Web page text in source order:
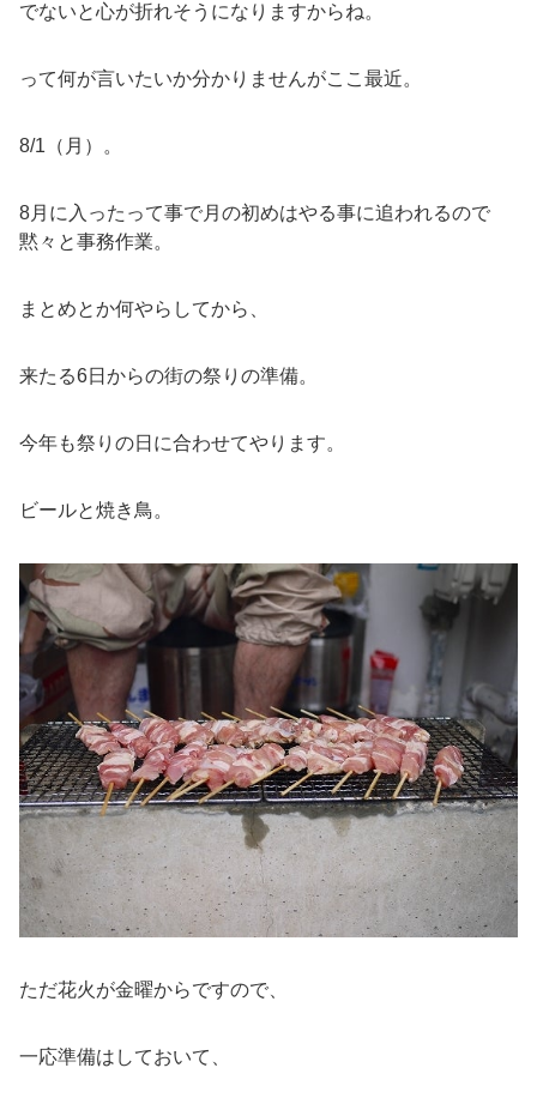
でないと心が折れそうになりますからね。
って何が言いたいか分かりませんがここ最近。
8/1（月）。
8月に入ったって事で月の初めはやる事に追われるので
黙々と事務作業。
まとめとか何やらしてから、
来たる6日からの街の祭りの準備。
今年も祭りの日に合わせてやります。
ビールと焼き鳥。
ただ花火が金曜からですので、
一応準備はしておいて、